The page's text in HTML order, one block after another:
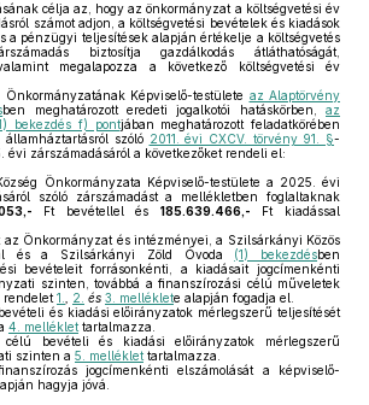
célja az, hogy az önkormányzat a költségvetési év
számot adjon, a költségvetési bevételek és kiadások
a pénzügyi teljesítések alapján értékelje a költségvetés
biztosítja gazdálkodás átláthatóságát,
megalapozza a következő költségvetési év
Önkormányzatának Képviselő-testülete az Alaptörvény
ben meghatározott eredeti jogalkotói hatáskörben, az
bekezdés f) pontjában meghatározott feladatkörében
szóló 2011. évi CXCV. törvény 91. §-
évi zárszámadásáról a következőket rendeli el:
Önkormányzata Képviselő-testülete a 2025. évi
szóló zárszámadást a mellékletben foglaltaknak
Ft bevétellel és 185.639.466,- Ft kiadással
az Önkormányzat és intézményei, a Szilsárkányi Közös
és a Szilsárkányi Zöld Óvoda (1) bekezdésben
bevételeit forrásonkénti, a kiadásait jogcímenkénti
szinten, továbbá a finanszírozási célú műveletek
rendelet 1. 2. és 3. melléklete alapján fogadja el.
és kiadási előirányzatok mérlegszerű teljesítését
4. melléklet tartalmazza.
bevételi és kiadási előirányzatok mérlegszerű
szinten a 5. melléklet tartalmazza.
jogcímenkénti elszámolását a képviselő-
hagyja jóvá.